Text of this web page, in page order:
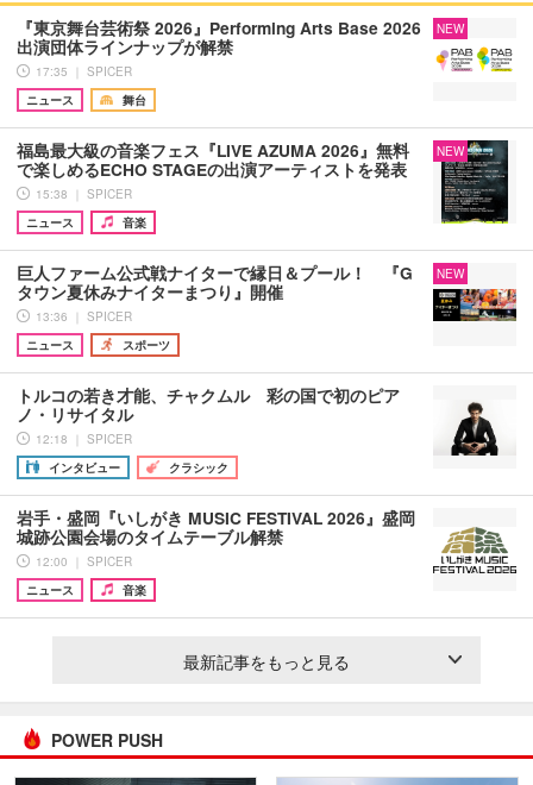
『東京舞台芸術祭 2026』Performing Arts Base 2026
出演団体ラインナップが解禁
17:35 ｜ SPICER
ニュース
舞台
NEW
福島最大級の音楽フェス『LIVE AZUMA 2026』無料
で楽しめるECHO STAGEの出演アーティストを発表
15:38 ｜ SPICER
ニュース
音楽
NEW
巨人ファーム公式戦ナイターで縁日＆プール！ 『G
タウン夏休みナイターまつり』開催
13:36 ｜ SPICER
ニュース
スポーツ
NEW
トルコの若き才能、チャクムル 彩の国で初のピア
ノ・リサイタル
12:18 ｜ SPICER
インタビュー
クラシック
岩手・盛岡『いしがき MUSIC FESTIVAL 2026』盛岡
城跡公園会場のタイムテーブル解禁
12:00 ｜ SPICER
ニュース
音楽
最新記事をもっと見る
POWER PUSH